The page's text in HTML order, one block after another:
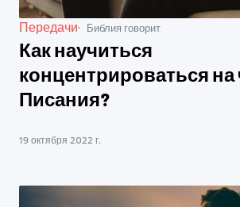
Передачи Библия говорит
Как научиться
концентрироваться на
Писания?
19 октября 2022 г.